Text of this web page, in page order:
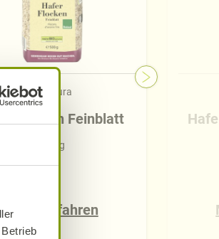
Alnatura
Feinblatt
500 g
Mehr erfahren